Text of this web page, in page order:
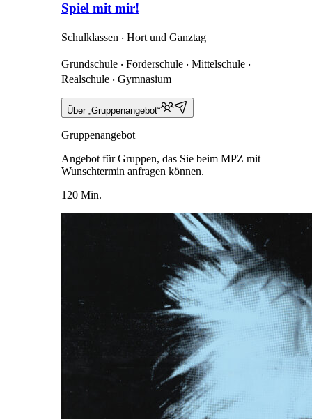
Spiel mit mir!
Schulklassen ‧ Hort und Ganztag
Grundschule ‧ Förderschule ‧ Mittelschule ‧
Realschule ‧ Gymnasium
Über „Gruppenangebot“
Gruppenangebot
Angebot für Gruppen, das Sie beim MPZ mit
Wunschtermin anfragen können.
120 Min.